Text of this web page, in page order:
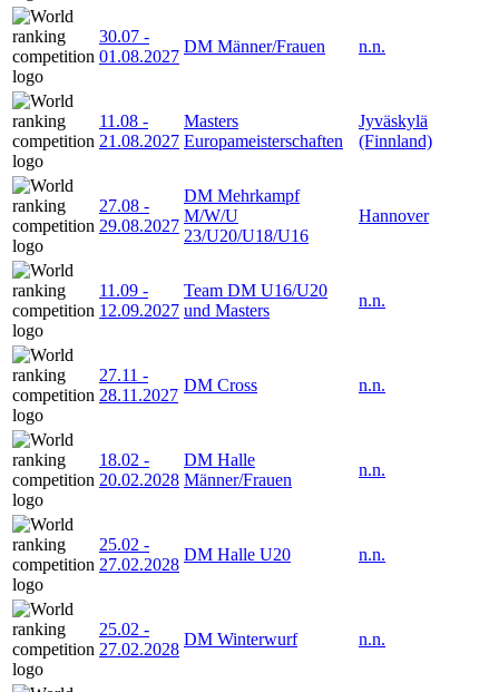
30.07 -
01.08.2027
DM Männer/Frauen n.n.
11.08 -
21.08.2027
Masters
Europameisterschaften
Jyväskylä
(Finnland)
27.08 -
29.08.2027
DM Mehrkampf
M/W/U
23/U20/U18/U16
Hannover
11.09 -
12.09.2027
Team DM U16/U20
und Masters
n.n.
27.11 -
28.11.2027
DM Cross n.n.
18.02 -
20.02.2028
DM Halle
Männer/Frauen
n.n.
25.02 -
27.02.2028
DM Halle U20 n.n.
25.02 -
27.02.2028
DM Winterwurf n.n.